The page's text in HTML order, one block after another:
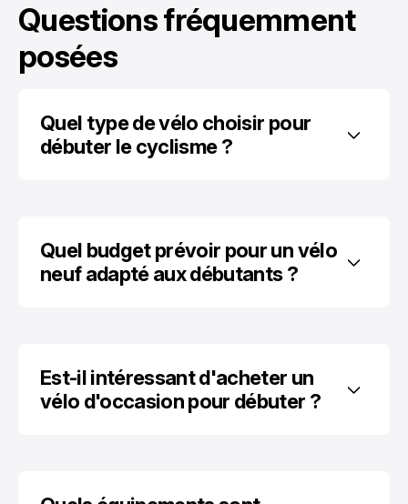
Questions fréquemment
posées
Quel type de vélo choisir pour
débuter le cyclisme ?
Quel budget prévoir pour un vélo
neuf adapté aux débutants ?
Est-il intéressant d'acheter un
vélo d'occasion pour débuter ?